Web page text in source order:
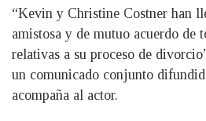
“Kevin y Christine Costner han
amistosa y de mutuo acuerdo de
relativas a su proceso de
un comunicado conjunto
acompaña al actor.